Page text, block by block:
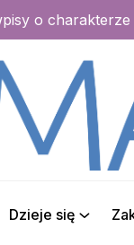
o
Dzieje się